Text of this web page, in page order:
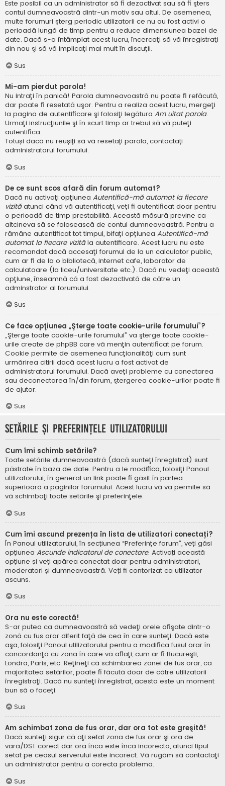
Este posibil ca un administrator să fi dezactivat sau să fi şters
contul dumneavoastră dintr-un motiv sau altul. De asemenea,
multe forumuri şterg periodic utilizatorii ce nu au fost activi o
perioadă lungă de timp pentru a reduce dimensiunea bazei de
date. Dacă s-a întâmplat acest lucru, încercaţi să vă înregistraţi
din nou şi să vă implicaţi mai mult în discuţii.
Sus
Mi-am pierdut parola!
Nu intraţi în panică! Parola dumneavoastră nu poate fi refăcută,
dar poate fi resetată uşor. Pentru a realiza acest lucru, mergeţi
la pagina de autentificare şi folosiţi legătura Am uitat parola.
Urmaţi instrucţiunile şi în scurt timp ar trebui să vă puteţi
autentifica..
Totuși dacă nu reușiți să vă resetați parola, contactați
administratorul forumului.
Sus
De ce sunt scos afară din forum automat?
Dacă nu activaţi opţiunea Autentifică-mă automat la fiecare
vizităatunci când vă autentificaţi, veţi fi autentificat doar pentru
o perioadă de timp prestabilită. Această măsură previne ca
altcineva să se folosească de contul dumneavoastră. Pentru a
rămâne autentificat tot timpul, bifaţi opţiunea Autentifică-mă
automat la fiecare vizităla autentificare. Acest lucru nu este
recomandat dacă accesaţi forumul de la un calculator public,
cum ar fi de la o bibliotecă, internet cafe, laborator de
calculatoare (la liceu/universitate etc.). Dacă nu vedeţi această
opţiune, înseamnă că a fost dezactivată de către un
adminstrator al forumului.
Sus
Ce face opţiunea „Şterge toate cookie-urile forumului”?
„Şterge toate cookie-urile forumului” va şterge toate cookie-
urile create de phpBB care vă menţin autentificat pe forum.
Cookie permite de asemenea funcţionalităţi cum sunt
urmărirea citirii dacă acest lucru a fost activat de
administratorul forumului. Dacă aveţi probleme cu conectarea
sau deconectarea în/din forum, ştergerea cookie-urilor poate fi
de ajutor.
Sus
Setările şi preferinţele utilizatorului
Cum îmi schimb setările?
Toate setările dumneavoastră (dacă sunteţi înregistrat) sunt
păstrate în baza de date. Pentru a le modifica, folosiţi Panoul
utilizatorului; în general un link poate fi găsit în partea
superioară a paginilor forumului. Acest lucru vă va permite să
vă schimbaţi toate setările şi preferinţele.
Sus
Cum îmi ascund prezența în lista de utilizatori conectați?
În Panoul utilizatorului, în secțiunea “Preferinţe forum”, veți găsi
opțiunea Ascunde indicatorul de conectare. Activați această
opțiune și veți apărea conectat doar pentru administratori,
moderatori și dumneavoastră. Veți fi contorizat ca utilizator
ascuns.
Sus
Ora nu este corectă!
S-ar putea ca dumneavoastră să vedeţi orele afişate dintr-o
zonă cu fus orar diferit faţă de cea în care sunteţi. Dacă este
aşa, folosiţi Panoul utilizatorului pentru a modifica fusul orar în
concordanţă cu zona în care vă aflaţi, cum ar fi Bucureşti,
Londra, Paris, etc. Reţineţi că schimbarea zonei de fus orar, ca
majoritatea setărilor, poate fi făcută doar de către utilizatorii
înregistraţi. Dacă nu sunteţi înregistrat, acesta este un moment
bun să o faceţi.
Sus
Am schimbat zona de fus orar, dar ora tot este greşită!
Dacă sunteţi sigur că aţi setat zona de fus orar şi ora de
vară/DST corect dar ora înca este încă incorectă, atunci tipul
setat pe ceasul serverului este incorect. Vă rugăm să contactaţi
un administrator pentru a corecta problema.
Sus